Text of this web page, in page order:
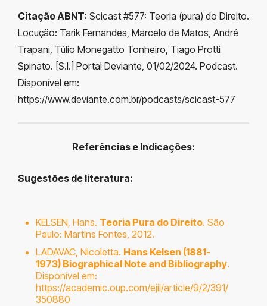
Citação ABNT: Scicast #577: Teoria (pura) do Direito.
Locução: Tarik Fernandes, Marcelo de Matos, André
Trapani, Túlio Monegatto Tonheiro, Tiago Protti
Spinato. [S.l.] Portal Deviante, 01/02/2024. Podcast.
Disponível em:
https://www.deviante.com.br/podcasts/scicast-577
Referências e Indicações:
Sugestões de literatura:
KELSEN, Hans. Teoria Pura do Direito. São
Paulo: Martins Fontes, 2012.
LADAVAC, Nicoletta. Hans Kelsen (1881-
1973) Biographical Note and Bibliography.
Disponível em:
https://academic.oup.com/ejil/article/9/2/391/
350880